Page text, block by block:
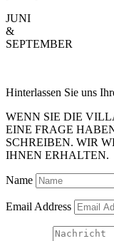
JUNI
&
SEPTEMBER
Hinterlassen Sie uns
WENN SIE DIE
EINE FRAGE
SCHREIBEN. WIR
IHNEN ERHALTEN.
Name
Email Address